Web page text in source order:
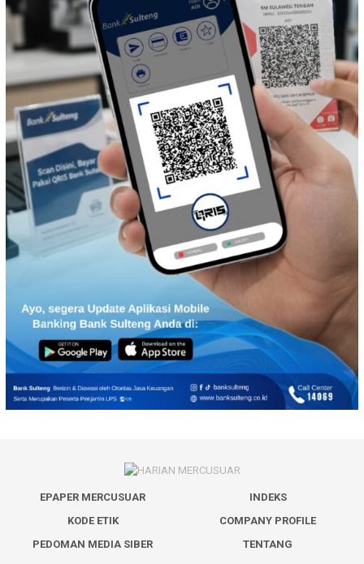
EPAPER MERCUSUAR
INDEKS
KODE ETIK
COMPANY PROFILE
PEDOMAN MEDIA SIBER
TENTANG